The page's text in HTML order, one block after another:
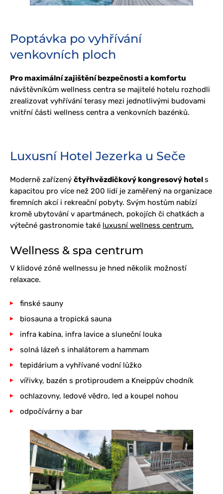
Poptávka po vyhřívání
venkovních ploch
Pro maximální zajištění bezpečnosti a komfortu
návštěvníkům wellness centra se majitelé hotelu rozhodli
zrealizovat vyhřívání terasy mezi jednotlivými budovami
vnitřní části wellness centra a venkovních bazénků.
Luxusní Hotel Jezerka u Seče
Moderně zařízený čtyřhvězdičkový kongresový hotels
kapacitou pro více než 200 lidí je zaměřený na organizace
firemních akcí i rekreační pobyty. Svým hostům nabízí
kromě ubytování v apartmánech, pokojích či chatkách a
výtečné gastronomie také luxusní wellness centrum.
Wellness & spa centrum
V klidové zóně wellnessu je hned několik možností
relaxace.
finské sauny
biosauna a tropická sauna
infra kabina, infra lavice a sluneční louka
solná lázeň s inhalátorem a hammam
tepidárium a vyhřívané vodní lůžko
vířivky, bazén s protiproudem a Kneippův chodník
ochlazovny, ledové vědro, led a koupel nohou
odpočívárny a bar